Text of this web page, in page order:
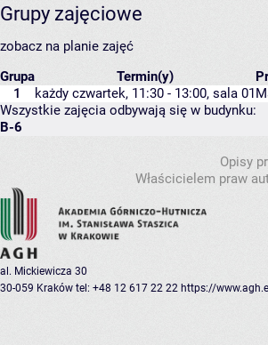
Grupy zajęciowe
zobacz na planie zajęć
Grupa
Termin(y)
1
każdy czwartek, 11:30 - 13:00, sala 01
Wszystkie zajęcia odbywają się w budynku:
B-6
Opisy
Właścicielem praw
al. Mickiewicza 30
30-059 Kraków tel: +48 12 617 22 22 https://